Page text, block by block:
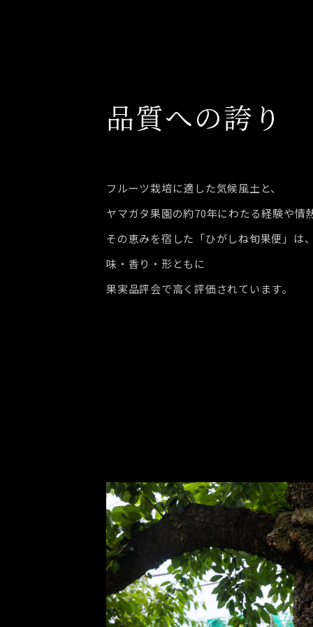
品質への誇り
フルーツ栽培に適した気候風土と、
ヤマガタ果園の約70年にわたる経験や情
その恵みを宿した「ひがしね旬果便」は
味・香り・形ともに
果実品評会で高く評価されています。